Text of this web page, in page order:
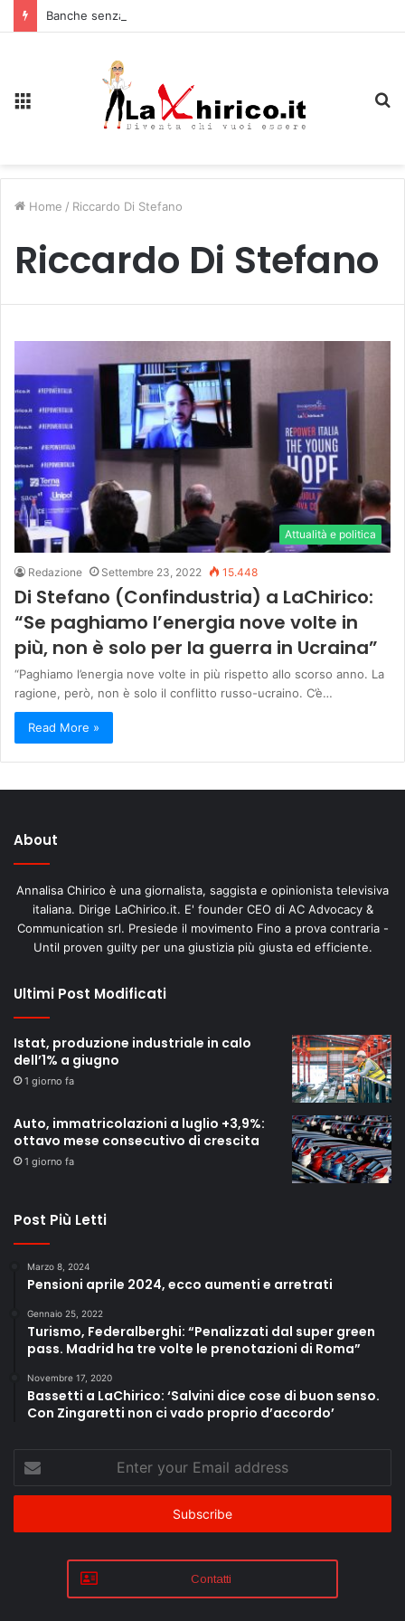
Home / Riccardo Di Stefano
Riccardo Di Stefano
Attualità e politica
Redazione Settembre 23, 2022 15.448
Di Stefano (Confindustria) a LaChirico:
“Se paghiamo l’energia nove volte in
più, non è solo per la guerra in Ucraina”
“Paghiamo l’energia nove volte in più rispetto allo scorso anno. La
ragione, però, non è solo il conflitto russo-ucraino. C’è…
Read More »
About
Annalisa Chirico è una giornalista, saggista e opinionista televisiva
italiana. Dirige LaChirico.it. E' founder CEO di AC Advocacy &
Communication srl. Presiede il movimento Fino a prova contraria -
Until proven guilty per una giustizia più giusta ed efficiente.
Ultimi Post Modificati
Istat, produzione industriale in calo
dell’1% a giugno
1 giorno fa
Auto, immatricolazioni a luglio +3,9%:
ottavo mese consecutivo di crescita
1 giorno fa
Post Più Letti
Marzo 8, 2024
Pensioni aprile 2024, ecco aumenti e arretrati
Gennaio 25, 2022
Turismo, Federalberghi: “Penalizzati dal super green
pass. Madrid ha tre volte le prenotazioni di Roma”
Novembre 17, 2020
Bassetti a LaChirico: ‘Salvini dice cose di buon senso.
Con Zingaretti non ci vado proprio d’accordo’
your
Email
Contatti